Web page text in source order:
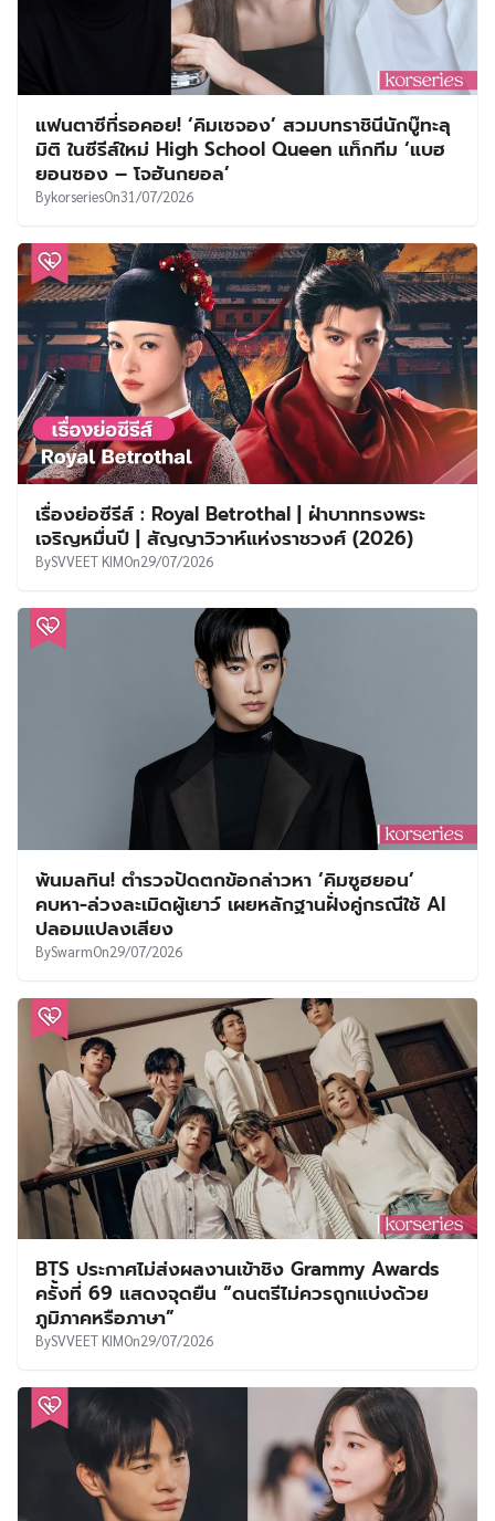
แฟนตาซีที่รอคอย! ‘คิมเซจอง’ สวมบทราชินีนักบู๊ทะลุ
มิติ ในซีรีส์ใหม่ High School Queen แท็กทีม ‘แบฮ
ยอนซอง – โจฮันกยอล’
BykorseriesOn31/07/2026
เรื่องย่อซีรีส์ : Royal Betrothal | ฝ่าบาททรงพระ
เจริญหมื่นปี | สัญญาวิวาห์แห่งราชวงศ์ (2026)
BySVVEET KIMOn29/07/2026
พ้นมลทิน! ตำรวจปัดตกข้อกล่าวหา ‘คิมซูฮยอน’
คบหา-ล่วงละเมิดผู้เยาว์ เผยหลักฐานฝั่งคู่กรณีใช้ AI
ปลอมแปลงเสียง
BySwarmOn29/07/2026
BTS ประกาศไม่ส่งผลงานเข้าชิง Grammy Awards
ครั้งที่ 69 แสดงจุดยืน “ดนตรีไม่ควรถูกแบ่งด้วย
ภูมิภาคหรือภาษา”
BySVVEET KIMOn29/07/2026